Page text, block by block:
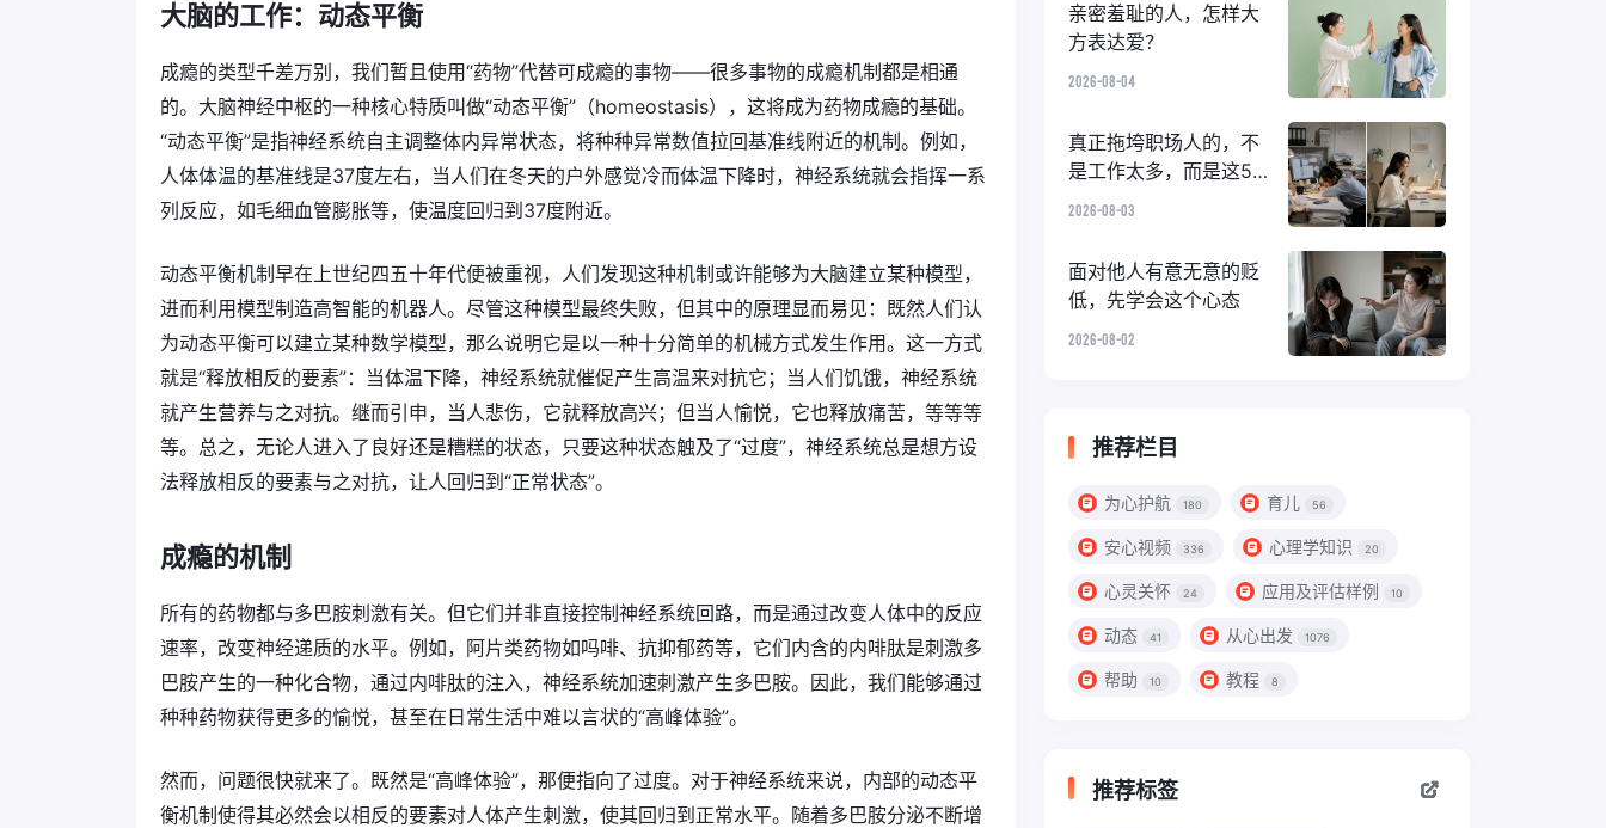
大脑的工作：动态平衡
成瘾的类型千差万别，我们暂且使用“药物”代替可成瘾的事物——很多事物的成瘾机制都是相通
的。大脑神经中枢的一种核心特质叫做“动态平衡”（homeostasis），这将成为药物成瘾的基础。
“动态平衡”是指神经系统自主调整体内异常状态，将种种异常数值拉回基准线附近的机制。例如，
人体体温的基准线是37度左右，当人们在冬天的户外感觉冷而体温下降时，神经系统就会指挥一系
列反应，如毛细血管膨胀等，使温度回归到37度附近。
动态平衡机制早在上世纪四五十年代便被重视，人们发现这种机制或许能够为大脑建立某种模型，
进而利用模型制造高智能的机器人。尽管这种模型最终失败，但其中的原理显而易见：既然人们认
为动态平衡可以建立某种数学模型，那么说明它是以一种十分简单的机械方式发生作用。这一方式
就是“释放相反的要素”：当体温下降，神经系统就催促产生高温来对抗它；当人们饥饿，神经系统
就产生营养与之对抗。继而引申，当人悲伤，它就释放高兴；但当人愉悦，它也释放痛苦，等等等
等。总之，无论人进入了良好还是糟糕的状态，只要这种状态触及了“过度”，神经系统总是想方设
法释放相反的要素与之对抗，让人回归到“正常状态”。
成瘾的机制
所有的药物都与多巴胺刺激有关。但它们并非直接控制神经系统回路，而是通过改变人体中的反应
速率，改变神经递质的水平。例如，阿片类药物如吗啡、抗抑郁药等，它们内含的内啡肽是刺激多
巴胺产生的一种化合物，通过内啡肽的注入，神经系统加速刺激产生多巴胺。因此，我们能够通过
种种药物获得更多的愉悦，甚至在日常生活中难以言状的“高峰体验”。
然而，问题很快就来了。既然是“高峰体验”，那便指向了过度。对于神经系统来说，内部的动态平
衡机制使得其必然会以相反的要素对人体产生刺激，使其回归到正常水平。随着多巴胺分泌不断增
亲密羞耻的人，怎样大
方表达爱？
2026-08-04
真正拖垮职场人的，不
是工作太多，而是这5种
“顺手小事”
2026-08-03
面对他人有意无意的贬
低，先学会这个心态
2026-08-02
推荐栏目
为心护航 180 育儿 56
安心视频 336 心理学知识 20
心灵关怀 24 应用及评估样例 10
动态 41 从心出发 1076
帮助 10 教程 8
推荐标签